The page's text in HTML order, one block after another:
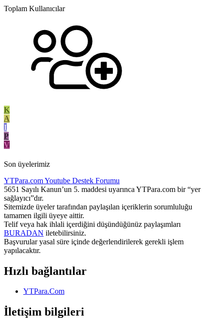
Toplam Kullanıcılar
K
A
I
P
V
Son üyelerimiz
YTPara.comYoutube Destek Forumu
5651 Sayılı Kanun’un 5. maddesi uyarınca YTPara.com bir “yer
sağlayıcı”dır.
Sitemizde üyeler tarafından paylaşılan içeriklerin sorumluluğu
tamamen ilgili üyeye aittir.
Telif veya hak ihlali içerdiğini düşündüğünüz paylaşımları
BURADAN iletebilirsiniz.
Başvurular yasal süre içinde değerlendirilerek gerekli işlem
yapılacaktır.
Hızlı bağlantılar
YTPara.Com
İletişim bilgileri